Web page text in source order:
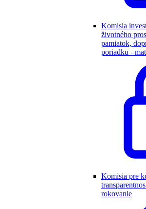
Komisia
životného
pamiatok,
poriadku -
Komisia pre
rokovanie